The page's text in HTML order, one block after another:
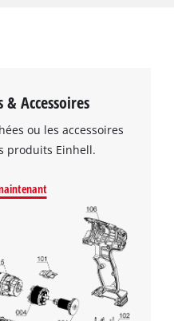
comme des
à filets.
& Accessoires
ou les accessoires
produits Einhell.